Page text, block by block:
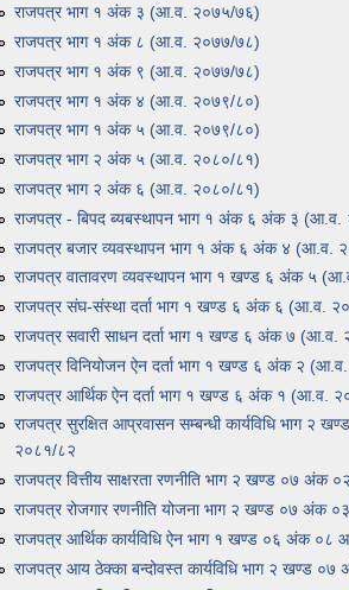
राजपत्र भाग १ अंक ३ (आ.व. २०७५/७६)
राजपत्र भाग १ अंक ८ (आ.व. २०७७/७८)
राजपत्र भाग १ अंक ९ (आ.व. २०७७/७८)
राजपत्र भाग १ अंक ४ (आ.व. २०७९/८०)
राजपत्र भाग १ अंक ५ (आ.व. २०७९/८०)
राजपत्र भाग २ अंक ५ (आ.व. २०८०/८१)
राजपत्र भाग २ अंक ६ (आ.व. २०८०/८१)
राजपत्र - बिपद ब्यबस्थापन भाग १ अंक ६ अंक ३
राजपत्र बजार व्यवस्थापन भाग १ अंक ६ अंक ४ (आ.व.
राजपत्र वातावरण व्यवस्थापन भाग १ खण्ड ६ अंक ५
राजपत्र संघ-संस्था दर्ता भाग १ खण्ड ६ अंक ६ (आ.व.
राजपत्र सवारी साधन दर्ता भाग १ खण्ड ६ अंक ७ (आ.व.
राजपत्र विनियोजन ऐन दर्ता भाग १ खण्ड ६ अंक २
राजपत्र आर्थिक ऐन दर्ता भाग १ खण्ड ६ अंक १ (आ.व.
राजपत्र सुरक्षित आप्रवासन सम्बन्धी कार्यविधि भाग २
२०८१/८२
राजपत्र वित्तीय साक्षरता रणनीति भाग २ खण्ड ०७
राजपत्र रोजगार रणनीति योजना भाग २ खण्ड ०७ अंक
राजपत्र आर्थिक कार्यविधि ऐन भाग १ खण्ड ०६ अंक
राजपत्र आय ठेक्का बन्दोवस्त कार्यविधि भाग २ खण्ड